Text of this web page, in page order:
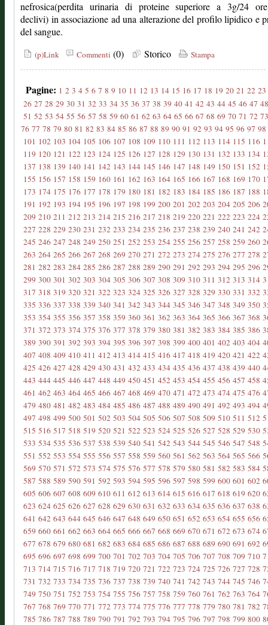
nefrosica(perdita urinaria di proteine superiore a 3g/24
declivi) in associazione ad una alterazione del profilo lipidico e
del sangue.
(p)Link Commenti (0) Storico Stampa
Pagine: 1 2 3 4 5 6 7 8 9 10 11 12 13 14 15 16 17 18 19 20 21 22 23
26 27 28 29 30 31 32 33 34 35 36 37 38 39 40 41 42 43 44 45 46 47 48
51 52 53 54 55 56 57 58 59 60 61 62 63 64 65 66 67 68 69 70 71 72 73
76 77 78 79 80 81 82 83 84 85 86 87 88 89 90 91 92 93 94 95 96 97 98
101 102 103 104 105 106 107 108 109 110 111 112 113 114 115 116
119 120 121 122 123 124 125 126 127 128 129 130 131 132 133 134
137 138 139 140 141 142 143 144 145 146 147 148 149 150 151 152
155 156 157 158 159 160 161 162 163 164 165 166 167 168 169 170
173 174 175 176 177 178 179 180 181 182 183 184 185 186 187 188
191 192 193 194 195 196 197 198 199 200 201 202 203 204 205 206
209 210 211 212 213 214 215 216 217 218 219 220 221 222 223 224
227 228 229 230 231 232 233 234 235 236 237 238 239 240 241 242
245 246 247 248 249 250 251 252 253 254 255 256 257 258 259 260
263 264 265 266 267 268 269 270 271 272 273 274 275 276 277 278
281 282 283 284 285 286 287 288 289 290 291 292 293 294 295 296
299 300 301 302 303 304 305 306 307 308 309 310 311 312 313 314
317 318 319 320 321 322 323 324 325 326 327 328 329 330 331 332
335 336 337 338 339 340 341 342 343 344 345 346 347 348 349 350
353 354 355 356 357 358 359 360 361 362 363 364 365 366 367 368
371 372 373 374 375 376 377 378 379 380 381 382 383 384 385 386
389 390 391 392 393 394 395 396 397 398 399 400 401 402 403 404
407 408 409 410 411 412 413 414 415 416 417 418 419 420 421 422
425 426 427 428 429 430 431 432 433 434 435 436 437 438 439 440
443 444 445 446 447 448 449 450 451 452 453 454 455 456 457 458
461 462 463 464 465 466 467 468 469 470 471 472 473 474 475 476
479 480 481 482 483 484 485 486 487 488 489 490 491 492 493 494
497 498 499 500 501 502 503 504 505 506 507 508 509 510 511 512
515 516 517 518 519 520 521 522 523 524 525 526 527 528 529 530
533 534 535 536 537 538 539 540 541 542 543 544 545 546 547 548
551 552 553 554 555 556 557 558 559 560 561 562 563 564 565 566
569 570 571 572 573 574 575 576 577 578 579 580 581 582 583 584
587 588 589 590 591 592 593 594 595 596 597 598 599 600 601 602
605 606 607 608 609 610 611 612 613 614 615 616 617 618 619 620
623 624 625 626 627 628 629 630 631 632 633 634 635 636 637 638
641 642 643 644 645 646 647 648 649 650 651 652 653 654 655 656
659 660 661 662 663 664 665 666 667 668 669 670 671 672 673 674
677 678 679 680 681 682 683 684 685 686 687 688 689 690 691 692
695 696 697 698 699 700 701 702 703 704 705 706 707 708 709 710
713 714 715 716 717 718 719 720 721 722 723 724 725 726 727 728
731 732 733 734 735 736 737 738 739 740 741 742 743 744 745 746
749 750 751 752 753 754 755 756 757 758 759 760 761 762 763 764
767 768 769 770 771 772 773 774 775 776 777 778 779 780 781 782
785 786 787 788 789 790 791 792 793 794 795 796 797 798 799 800